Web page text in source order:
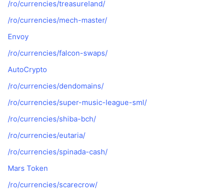
/ro/currencies/treasureland/
/ro/currencies/mech-master/
Envoy
/ro/currencies/falcon-swaps/
AutoCrypto
/ro/currencies/dendomains/
/ro/currencies/super-music-league-sml/
/ro/currencies/shiba-bch/
/ro/currencies/eutaria/
/ro/currencies/spinada-cash/
Mars Token
/ro/currencies/scarecrow/